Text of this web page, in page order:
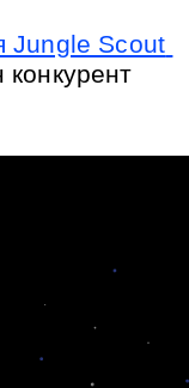
Jungle Scout